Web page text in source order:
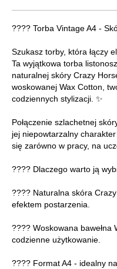
???? Torba Vintage A4 -
Szukasz torby, która łączy
Ta wyjątkowa torba
naturalnej skóry Crazy
woskowanej Wax Cotton,
codziennych stylizacji. ✨
Połączenie szlachetnej
jej niepowtarzalny
się zarówno w pracy, na
???? Dlaczego warto ją
???? Naturalna skóra
efektem postarzenia.
???? Woskowana bawełna
codzienne użytkowanie.
???? Format A4 - idealny